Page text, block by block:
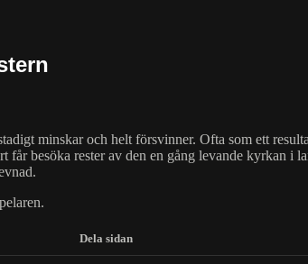
minskar och helt försvinner. Ofta som ett
besöka rester av den en gång levande kyrkan i